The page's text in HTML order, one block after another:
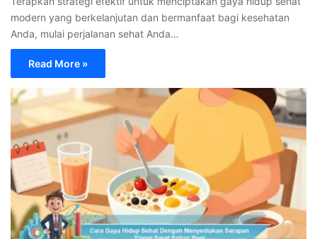
modern yang berkelanjutan dan bermanfaat bagi kesehatan
Anda, mulai perjalanan sehat Anda…
Read More »